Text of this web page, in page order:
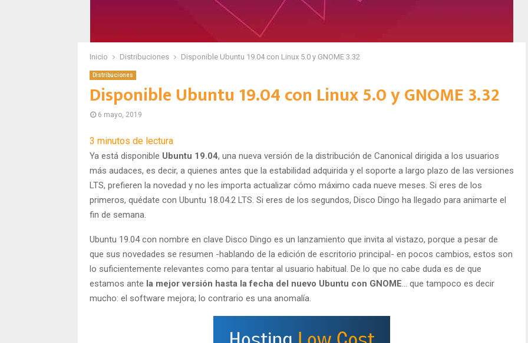
Inicio Distribuciones Disponible Ubuntu 19.04 con Linux 5.0 y GNOME 3.32
Distribuciones
Disponible Ubuntu 19.04 con Linux 5.0 y GNOME 3.32
6 mayo, 2019
3 minutos de lectura
Ya está disponible Ubuntu 19.04, una nueva versión de la distribución de Canonical dirigida a los usuarios
más audaces, es decir, a quienes antes que la estabilidad adquirida y el soporte a largo plazo de las versiones
LTS, prefieren la novedad y no les importa actualizar cómo máximo cada nueve meses. Si eres de los
primeros, quédate con Ubuntu 18.04.2 LTS. Si eres de los segundos, Disco Dingo ha llegado para animarte el
fin de semana.
Ubuntu 19.04 con nombre en clave Disco Dingo es un lanzamiento que invita al vistazo, porque a pesar de
que sus novedades se resumen -hablando de la edición de escritorio principal- en pocos cambios, estos son
lo suficientemente relevantes como para tentar al usuario habitual. De lo que no cabe duda es de que
estamos ante la mejor versión hasta la fecha del nuevo Ubuntu con GNOME … que tampoco es decir
mucho: el software mejora; lo contrario es una anomalía.